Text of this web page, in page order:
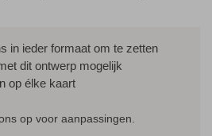
in ieder formaat om te zetten
dit ontwerp mogelijk
op élke kaart
op voor aanpassingen.